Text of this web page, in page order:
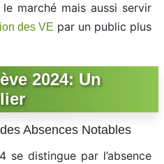
marché mais aussi servir
des VE par un public plus
2024: Un
Absences Notables
se distingue par l’absence